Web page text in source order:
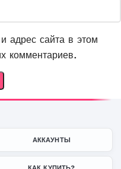
сайта в этом
комментариев.
АККАУНТЫ